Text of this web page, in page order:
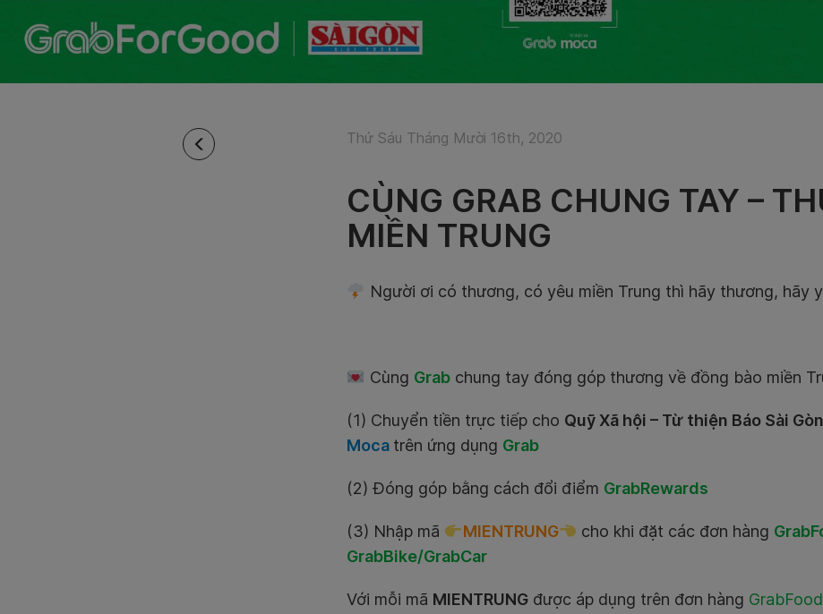
Thứ Sáu Tháng Mười 16th, 2020
CÙNG GRAB CHUNG TAY –
MIỀN TRUNG
Người ơi có thương, có yêu miền Trung thì hãy thương, hãy
Cùng Grabchung tay đóng góp thương về đồng bào miền
(1) Chuyển tiền trực tiếp cho Quỹ Xã hội – Từ thiện Báo Sài
Moca trên ứng dụng Grab
(2) Đóng góp bằng cách đổi điểm GrabRewards
(3) Nhập mã MIENTRUNG cho khi đặt các đơn hàng
GrabBike/GrabCar
Với mỗi mã MIENTRUNG được áp dụng trên đơn hàng